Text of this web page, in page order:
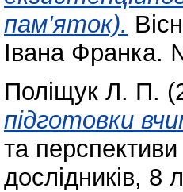
пам’яток).
Івана
Поліщук Л. П.
підготовки
та
дослідників,